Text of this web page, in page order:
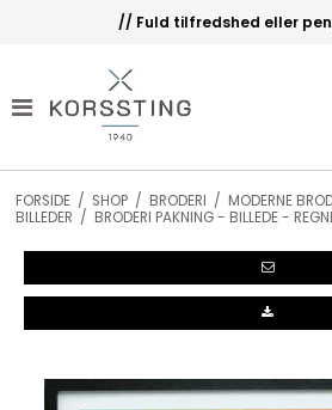
tilfredshed eller pengene retur!
FORSIDE / SHOP / BRODERI / MODERNE
BILLEDER / BRODERI PAKNING - BILLEDE -